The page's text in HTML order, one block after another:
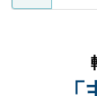
ている
は、個
管理基
かがい
経験を
させて